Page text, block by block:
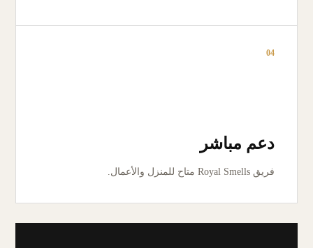
04
دعم مباشر
فريق Royal Smells متاح للمنزل والأعمال.